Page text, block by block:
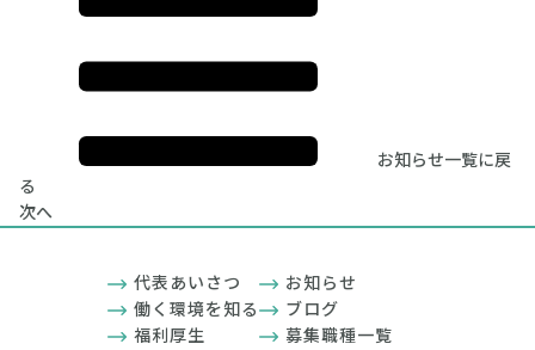
お知らせ一覧に戻
る
次へ
代表あいさつ
働く環境を知る
福利厚生
お知らせ
ブログ
募集職種一覧